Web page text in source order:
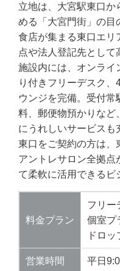
立地は、大宮駅東口
める「大宮門街」の目
食店が集まる東口エリ
点や法人登記先として
施設内には、オンライ
り付きフリーデスク
ウンジを完備。受付
料、郵便物預かりなど
にうれしいサービスも
東口をご契約の方は、
アントレサロン全拠点
て柔軟に活用できるビ
料金プラン
フリー
個室プ
ドロ
営業時間 平日